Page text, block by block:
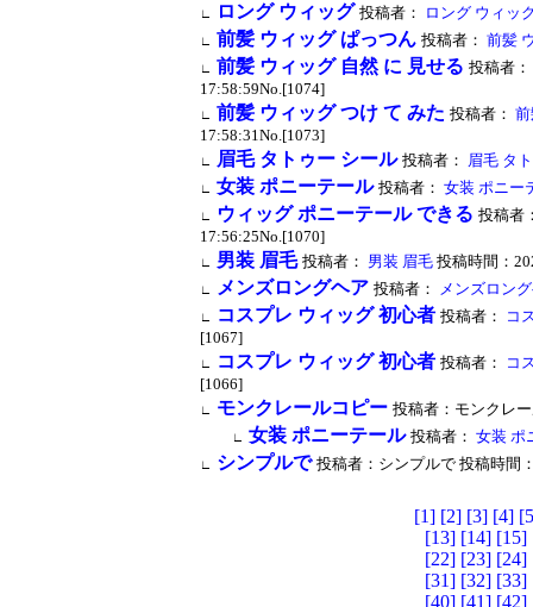
∟ ロング ウィッグ 投稿者： ロング ウィッ
∟ 前髪 ウィッグ ぱっつん 投稿者： 前髪
∟ 前髪 ウィッグ 自然 に 見せる 投稿者：
17:58:59No.[1074]
∟ 前髪 ウィッグ つけ て みた 投稿者：
17:58:31No.[1073]
∟ 眉毛 タトゥー シール 投稿者： 眉毛 タ
∟ 女装 ポニーテール 投稿者： 女装 ポニー
∟ ウィッグ ポニーテール できる 投稿者
17:56:25No.[1070]
∟ 男装 眉毛 投稿者： 男装 眉毛 投稿時間：
∟ メンズロングヘア 投稿者： メンズロン
∟ コスプレ ウィッグ 初心者 投稿者：
コ
[1067]
∟ コスプレ ウィッグ 初心者 投稿者：
コ
[1066]
∟ モンクレールコピー 投稿者：モンクレ
∟ 女装 ポニーテール 投稿者： 女装 ポ
∟ シンプルで 投稿者：シンプルで 投稿時間
[1] [2] [3] [4]
[13] [14] [15]
[22] [23] [24]
[31] [32] [33]
[40] [41] [42]